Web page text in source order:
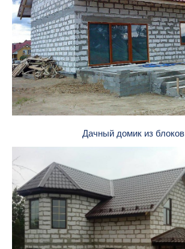
Дачный домик из блоков